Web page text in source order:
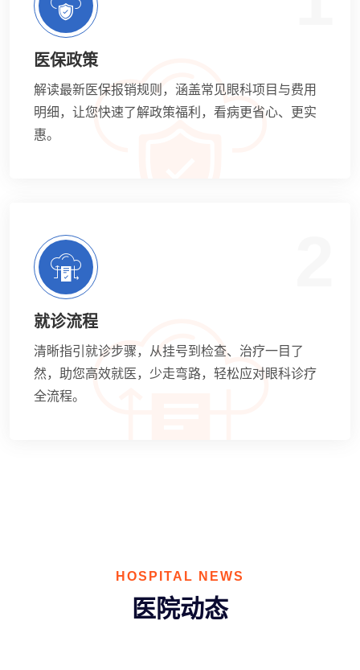
医保政策
解读最新医保报销规则，涵盖常见眼科项目与费用
明细，让您快速了解政策福利，看病更省心、更实
惠。
就诊流程
清晰指引就诊步骤，从挂号到检查、治疗一目了
然，助您高效就医，少走弯路，轻松应对眼科诊疗
全流程。
HOSPITAL NEWS
医院动态